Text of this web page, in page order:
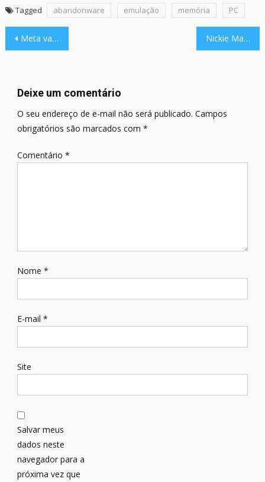
Tagged abandonware emulação memória PC
Navegação
Post
Meta vai usar seus dados [sem pedir] para treinar IA de Facebook e Instagram Nickie Maxine, do Sidia e Women Game Jam, está no Control Break
Deixe um comentário
O seu endereço de e-mail não será publicado. Campos
obrigatórios são marcados com *
Comentário *
Nome *
E-mail *
Site
Salvar meus
dados neste
navegador para a
próxima vez que